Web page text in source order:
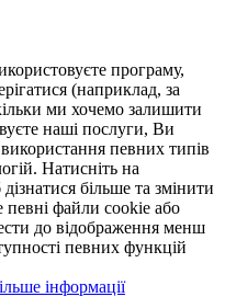
програму,
(наприклад, за
ми хочемо залишити
наші послуги, Ви
певних типів
Натисніть на
більше та змінити
файли cookie або
до відображення менш
певних функцій
інформації